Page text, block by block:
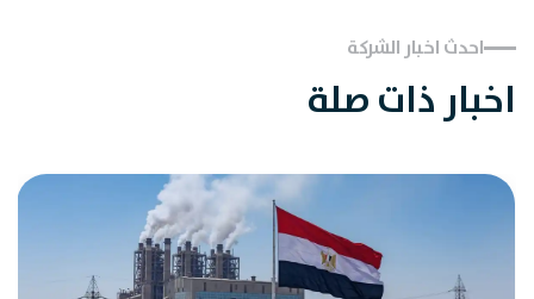
احدث اخبار الشركة
اخبار ذات صلة